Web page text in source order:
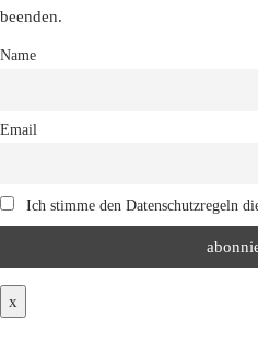
beenden.
Name
Email
Ich stimme den Datenschutzregeln
x